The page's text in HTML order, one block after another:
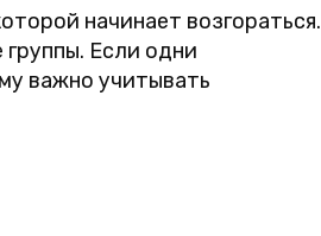
начинает возгораться.
Если одни
важно учитывать